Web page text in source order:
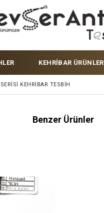
KEHRİBAR ÜRÜNLER
KEHRIBAR TESBIH
Benzer Ürünler